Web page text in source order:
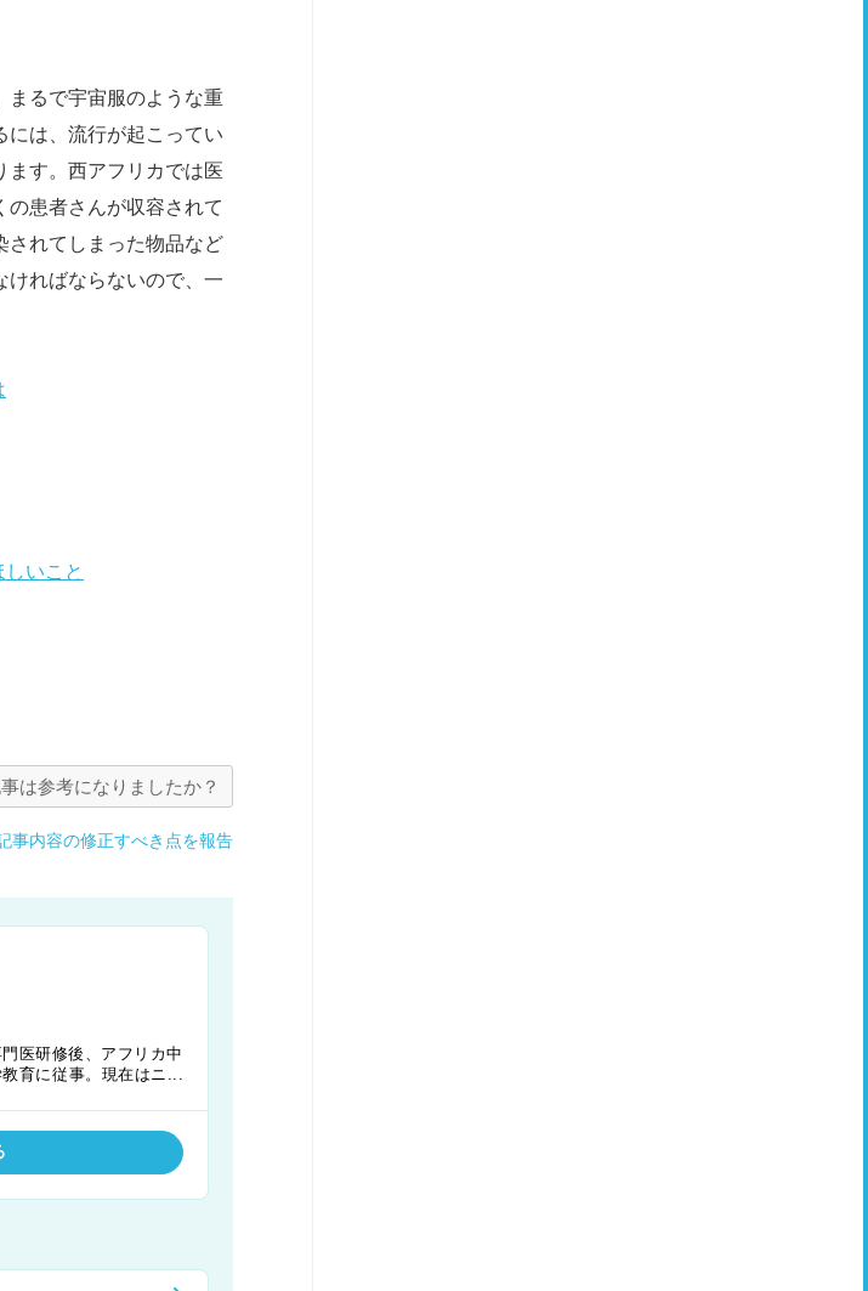
まるで宇宙服のような重
には、流行が起こってい
ます。西アフリカでは医
患者さんが収容されて
されてしまった物品など
ければならないので、一
いこと
は参考になりましたか？
事内容の修正すべき点を報告
医研修後、アフリカ中
育に従事。現在はニュ
師。